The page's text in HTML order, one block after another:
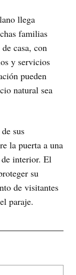
llega
familias
casa, con
y servicios
pueden
natural sea
sus
la puerta a una
interior. El
su
de visitantes
paraje.